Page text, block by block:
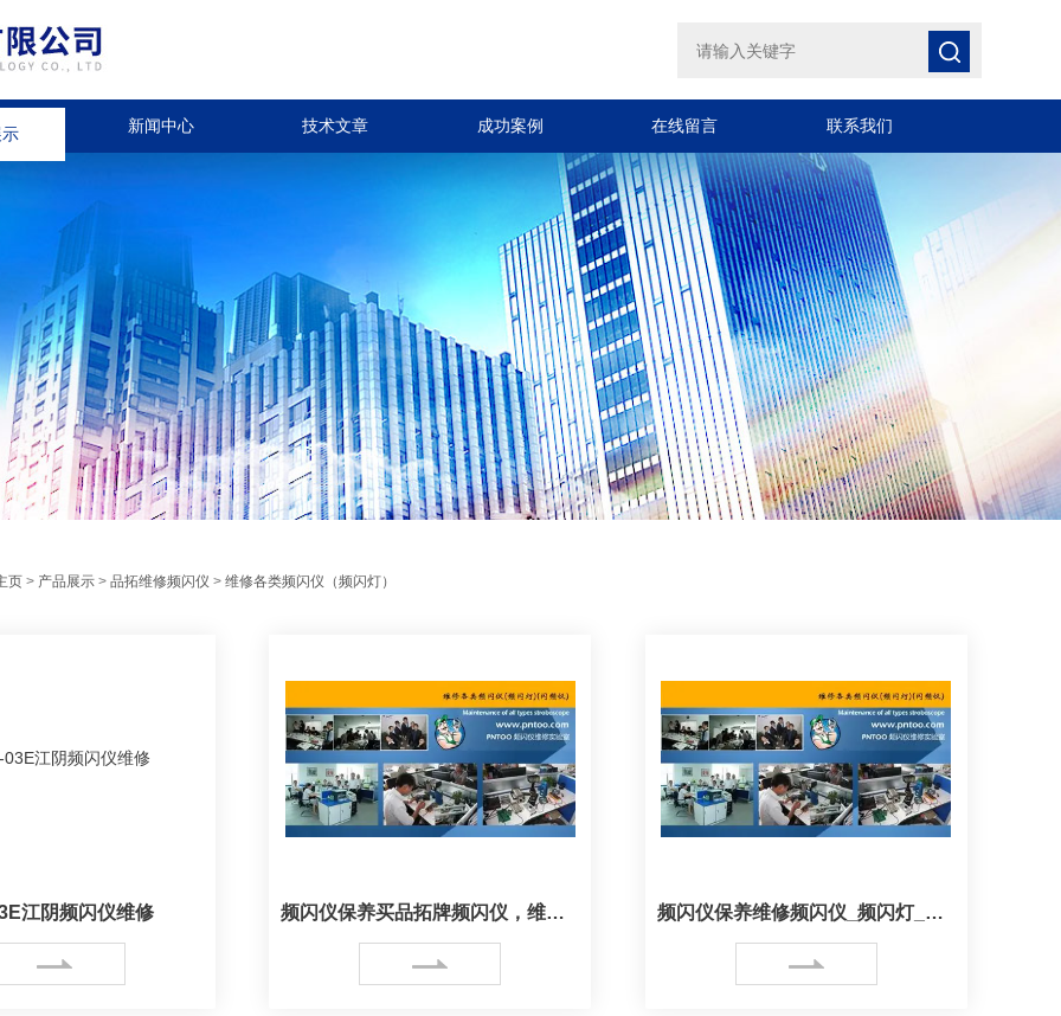
新闻中心 技术文章 成功案例 在线留言 联系我们
页> 产品展示> 品拓维修频闪仪 > 维修各类频闪仪（频闪灯）
江阴频闪仪维修 频闪仪保养买品拓牌频闪仪，维修有保障 频闪仪保养维修频闪仪_频闪灯_保养进口频闪仪